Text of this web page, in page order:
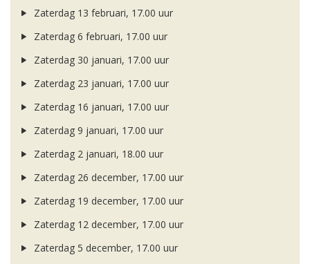
Zaterdag 13 februari, 17.00 uur
Zaterdag 6 februari, 17.00 uur
Zaterdag 30 januari, 17.00 uur
Zaterdag 23 januari, 17.00 uur
Zaterdag 16 januari, 17.00 uur
Zaterdag 9 januari, 17.00 uur
Zaterdag 2 januari, 18.00 uur
Zaterdag 26 december, 17.00 uur
Zaterdag 19 december, 17.00 uur
Zaterdag 12 december, 17.00 uur
Zaterdag 5 december, 17.00 uur